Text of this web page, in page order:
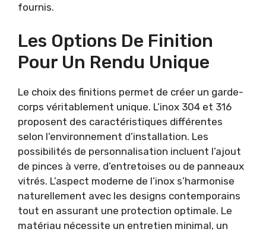
fournis.
Les Options De Finition
Pour Un Rendu Unique
Le choix des finitions permet de créer un garde-
corps véritablement unique. L’inox 304 et 316
proposent des caractéristiques différentes
selon l’environnement d’installation. Les
possibilités de personnalisation incluent l’ajout
de pinces à verre, d’entretoises ou de panneaux
vitrés. L’aspect moderne de l’inox s’harmonise
naturellement avec les designs contemporains
tout en assurant une protection optimale. Le
matériau nécessite un entretien minimal, un